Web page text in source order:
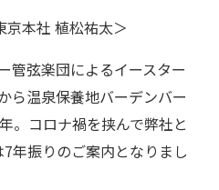
京本社 植松祐太＞
管弦楽団によるイースター
ら温泉保養地バーデンバー
。コロナ禍を挟んで弊社と
年振りのご案内となりまし